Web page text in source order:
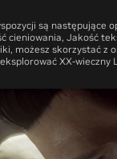
są następujące
Jakość
możesz skorzystać z
XX-wieczny